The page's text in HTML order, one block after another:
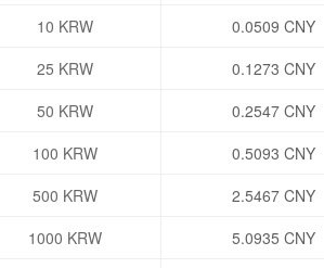
10 KRW
0.0509 CNY
25 KRW
0.1273 CNY
50 KRW
0.2547 CNY
100 KRW
0.5093 CNY
500 KRW
2.5467 CNY
1000 KRW
5.0935 CNY